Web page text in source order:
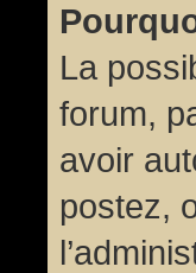
La
forum,
avoir
postez,